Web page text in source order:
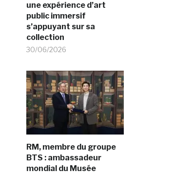
une expérience d’art
public immersif
s’appuyant sur sa
collection
30/06/2026
RM, membre du groupe
BTS : ambassadeur
mondial du Musée